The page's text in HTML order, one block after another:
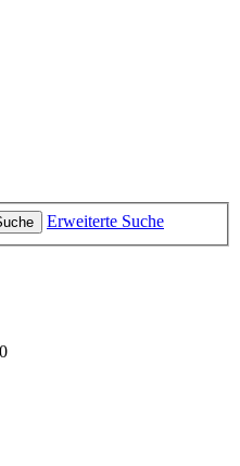
Erweiterte Suche